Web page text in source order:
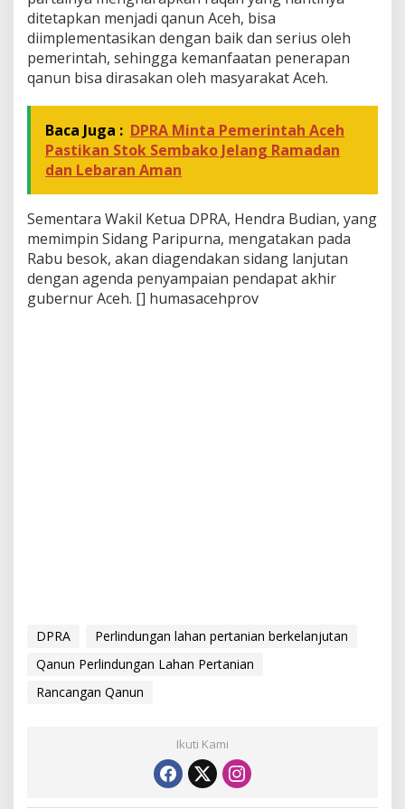
ditetapkan menjadi qanun Aceh, bisa
diimplementasikan dengan baik dan serius oleh
pemerintah, sehingga kemanfaatan penerapan
qanun bisa dirasakan oleh masyarakat Aceh.
Baca Juga : DPRA Minta Pemerintah Aceh
Pastikan Stok Sembako Jelang Ramadan
dan Lebaran Aman
Sementara Wakil Ketua DPRA, Hendra Budian, yang
memimpin Sidang Paripurna, mengatakan pada
Rabu besok, akan diagendakan sidang lanjutan
dengan agenda penyampaian pendapat akhir
gubernur Aceh. [] humasacehprov
DPRA
Perlindungan lahan pertanian berkelanjutan
Qanun Perlindungan Lahan Pertanian
Rancangan Qanun
Ikuti Kami